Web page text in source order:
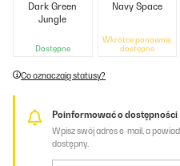
Dark Green
Jungle
Dostępne
Navy Space
Wkrótce ponownie
dostępne
Co oznaczają statusy?
Poinformować o dostępności
Wpisz swój adres e-mail, a
dostępny.